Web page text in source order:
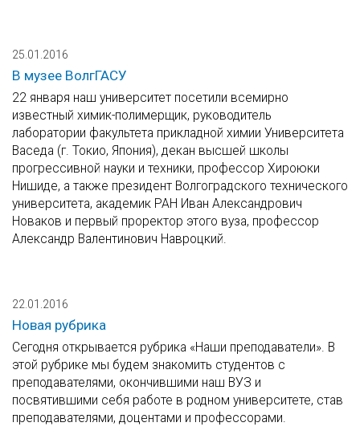
25.01.2016
В музее ВолгГАСУ
22 января наш университет посетили всемирно
известный химик-полимерщик, руководитель
лаборатории факультета прикладной химии Университета
Васеда (г. Токио, Япония), декан высшей школы
прогрессивной науки и техники, профессор Хироюки
Нишиде, а также президент Волгоградского технического
университета, академик РАН Иван Александрович
Новаков и первый проректор этого вуза, профессор
Александр Валентинович Навроцкий.
22.01.2016
Новая рубрика
Сегодня открывается рубрика «Наши преподаватели». В
этой рубрике мы будем знакомить студентов с
преподавателями, окончившими наш ВУЗ и
посвятившими себя работе в родном университете, став
преподавателями, доцентами и профессорами.